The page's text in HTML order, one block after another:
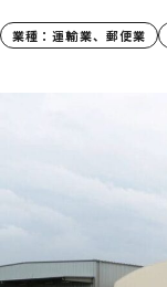
業種：運輸業、郵便業